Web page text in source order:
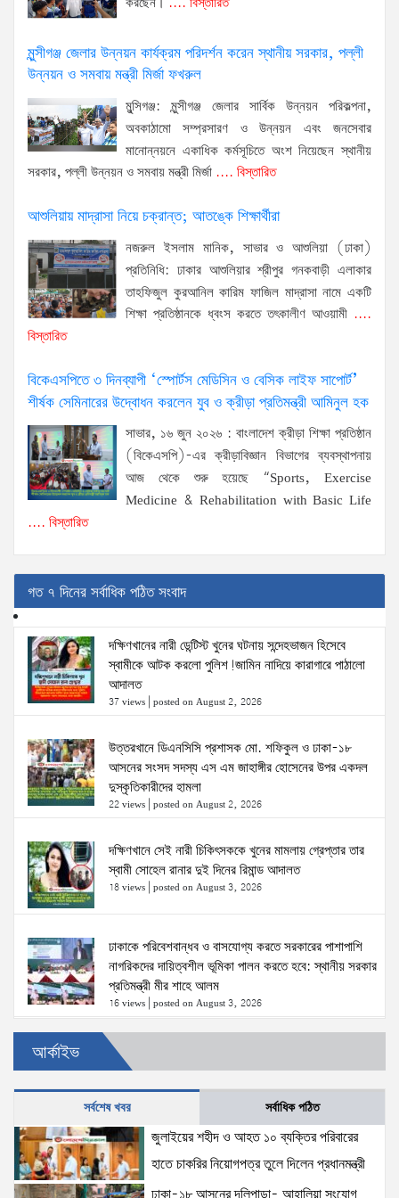
করছেন। .... বিস্তারিত
মুন্সীগঞ্জ জেলার উন্নয়ন কার্যক্রম পরিদর্শন করেন স্থানীয় সরকার, পল্লী
উন্নয়ন ও সমবায় মন্ত্রী মির্জা ফখরুল
মুন্সিগঞ্জ: মুন্সীগঞ্জ জেলার সার্বিক উন্নয়ন পরিকল্পনা,
অবকাঠামো সম্প্রসারণ ও উন্নয়ন এবং জনসেবার
মানোন্নয়নে একাধিক কর্মসূচিতে অংশ নিয়েছেন স্থানীয়
সরকার, পল্লী উন্নয়ন ও সমবায় মন্ত্রী মির্জা .... বিস্তারিত
আশুলিয়ায় মাদ্রাসা নিয়ে চক্রান্ত; আতঙ্কে শিক্ষার্থীরা
নজরুল ইসলাম মানিক, সাভার ও আশুলিয়া (ঢাকা)
প্রতিনিধি: ঢাকার আশুলিয়ার শ্রীপুর গনকবাড়ী এলাকার
তাহফিজুল কুরআনিল কারিম ফাজিল মাদ্রাসা নামে একটি
শিক্ষা প্রতিষ্ঠানকে ধ্বংস করতে তৎকালীণ আওয়ামী ....
বিস্তারিত
বিকেএসপিতে ৩ দিনব্যাপী ‘স্পোর্টস মেডিসিন ও বেসিক লাইফ সাপোর্ট’
শীর্ষক সেমিনারের উদ্বোধন করলেন যুব ও ক্রীড়া প্রতিমন্ত্রী আমিনুল হক
সাভার, ১৬ জুন ২০২৬ : বাংলাদেশ ক্রীড়া শিক্ষা প্রতিষ্ঠান
(বিকেএসপি)-এর ক্রীড়াবিজ্ঞান বিভাগের ব্যবস্থাপনায়
আজ থেকে শুরু হয়েছে “Sports, Exercise
Medicine & Rehabilitation with Basic Life
.... বিস্তারিত
গত ৭ দিনের সর্বাধিক পঠিত সংবাদ
দক্ষিণখানের নারী ডেন্টিস্ট খুনের ঘটনায় সন্দেহভাজন হিসেবে
স্বামীকে আটক করলো পুলিশ!জামিন নাদিয়ে কারাগারে পাঠালো
আদালত
37 views posted on August 2, 2026
উত্তরখানে ডিএনসিসি প্রশাসক মো. শফিকুল ও ঢাকা-১৮
আসনের সংসদ সদস্য এস এম জাহাঙ্গীর হোসেনের উপর একদল
দুস্কৃতিকারীদের হামলা
22 views posted on August 2, 2026
দক্ষিণখানে সেই নারী চিকিৎসককে খুনের মামলায় গ্রেপ্তার তার
স্বামী সোহেল রানার দুই দিনের রিমান্ড আদালত
18 views posted on August 3, 2026
ঢাকাকে পরিবেশবান্ধব ও বাসযোগ্য করতে সরকারের পাশাপাশি
নাগরিকদের দায়িত্বশীল ভূমিকা পালন করতে হবে: স্থানীয় সরকার
প্রতিমন্ত্রী মীর শাহে আলম
16 views posted on August 3, 2026
‘তরুণদের উৎসাহ দিলেন যুব ও ক্রীড়া প্রতিমন্ত্রী, এলজিআরডি
প্রতিমন্ত্রী, জনপ্রশাসন প্রতিমন্ত্রীসহ বগুড়ার সংসদ সদস্যরা’
15 views|posted on August 2, 2026
স্বরাষ্ট্রমন্ত্রীর সঙ্গে অস্ট্রেলিয়ার নাগরিকত্ব, কাস্টম ও
বহুসংস্কৃতি বিষয়ক সহকারী মন্ত্রীর সাক্ষাৎ
15 views
আর্কাইভ
সর্বশেষ খবর সর্বাধিক পঠিত
জুলাইয়ের শহীদ ও আহত ১০ ব্যক্তির পরিবারের
হাতে চাকরির নিয়োগপত্র তুলে দিলেন প্রধানমন্ত্রী